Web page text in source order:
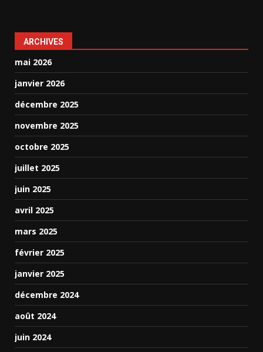
ARCHIVES
mai 2026
janvier 2026
décembre 2025
novembre 2025
octobre 2025
juillet 2025
juin 2025
avril 2025
mars 2025
février 2025
janvier 2025
décembre 2024
août 2024
juin 2024